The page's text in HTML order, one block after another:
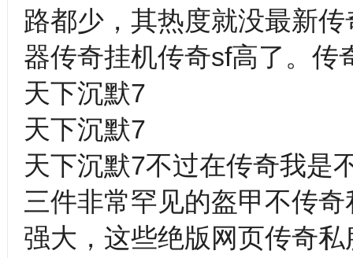
路都少，其热度就没最新
器传奇挂机传奇sf高了。传
天下沉默7
天下沉默7
天下沉默7不过在传奇我是
三件非常罕见的盔甲不传
强大，这些绝版网页传奇